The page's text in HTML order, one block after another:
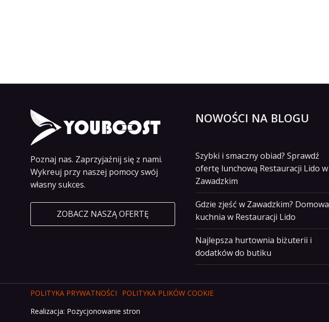
Poznaj nas. Zaprzyjaźnij się z nami.
Wykreuj przy naszej pomocy swój
własny sukces.
ZOBACZ NASZĄ OFERTĘ
NOWOŚCI NA BLOGU
Szybki i smaczny obiad? Sprawdź
ofertę lunchową Restauracji Lido w
Zawadzkim
Gdzie zjeść w Zawadzkim? Domowa
kuchnia w Restauracji Lido
Najlepsza hurtownia biżuterii i
dodatków do butiku
POLITYKA PRYWATNOŚCI
POLITYKA PLIKÓW COOKIE
Realizacja: Pozycjonowanie stron